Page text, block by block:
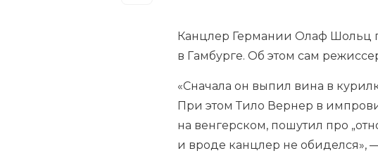
Канцлер Германии Олаф Шольц
в Гамбурге. Об этом сам
«Сначала он выпил вина в
При этом Тило Вернер в
на венгерском, пошутил про
и вроде канцлер не обиделся»,